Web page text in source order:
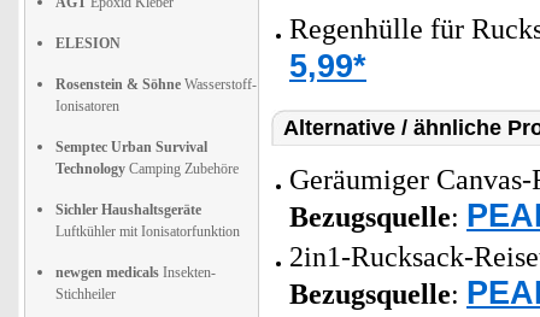
ELESION
Rosenstein & Söhne Wasserstoff-
Ionisatoren
Semptec Urban Survival
Technology Camping Zubehöre
Sichler Haushaltsgeräte
Luftkühler mit Ionisatorfunktion
newgen medicals Insekten-
Stichheiler
Regenhülle für
5,99*
Alternative / ähnliche
Geräumiger
Bezugsquelle:
2in1-Rucksack-
Bezugsquelle: